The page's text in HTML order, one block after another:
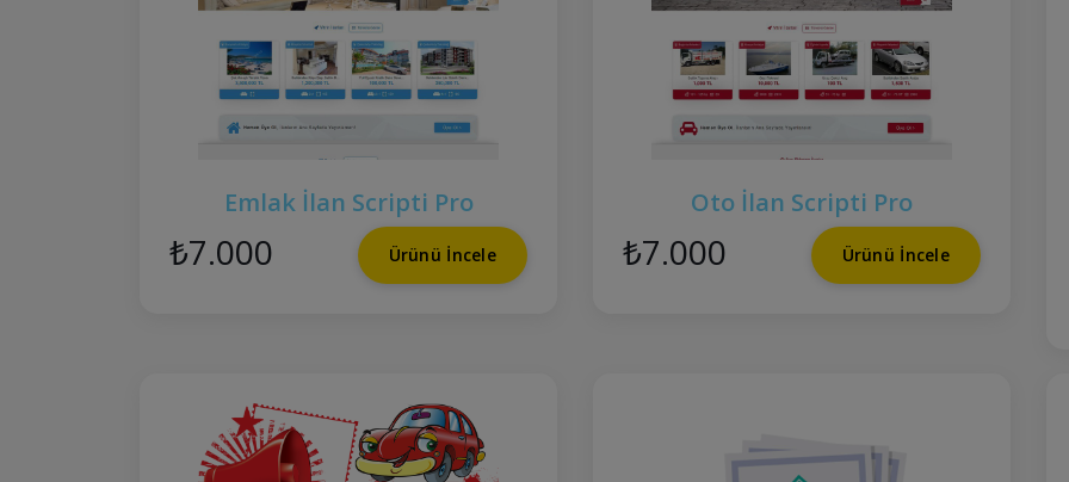
Emlak İlan Scripti Pro
₺7.000 Ürünü İncele
Oto İlan Scripti Pro
₺7.000 Ürünü İncele